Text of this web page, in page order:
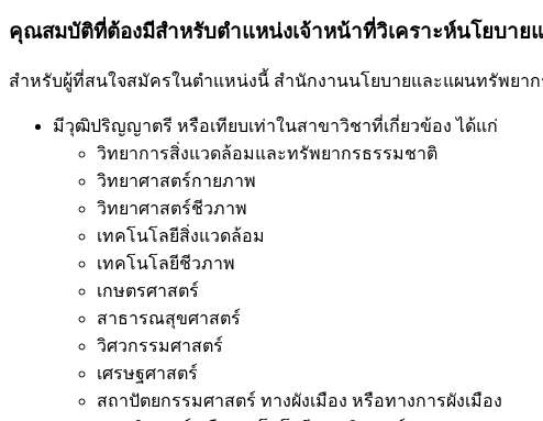
คุณสมบัติที่ต้องมีสำหรับตำแหน่งเจ้าหน้าที่วิเคราะห์นโยบาย
สำหรับผู้ที่สนใจสมัครในตำแหน่งนี้ สำนักงานนโยบายและแผนทรัพย
มีวุฒิปริญญาตรี หรือเทียบเท่าในสาขาวิชาที่เกี่ยวข้อง ได้แก่
วิทยาการสิ่งแวดล้อมและทรัพยากรธรรมชาติ
วิทยาศาสตร์กายภาพ
วิทยาศาสตร์ชีวภาพ
เทคโนโลยีสิ่งแวดล้อม
เทคโนโลยีชีวภาพ
เกษตรศาสตร์
สาธารณสุขศาสตร์
วิศวกรรมศาสตร์
เศรษฐศาสตร์
สถาปัตยกรรมศาสตร์ ทางผังเมือง หรือทางการผังเมือง